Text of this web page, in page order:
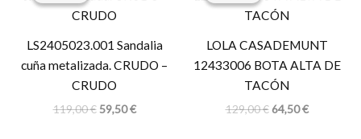
LS2405023.001 Sandalia
cuña metalizada. CRUDO –
CRUDO
119,00€
era:
59,50€
LOLA CASADEMUNT
12433006 BOTA ALTA DE
TACÓN
129,00€
era:
64,50€